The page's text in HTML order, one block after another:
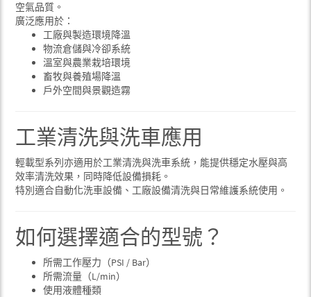
空氣品質。
廣泛應用於：
工廠與製造環境降溫
物流倉儲與冷卻系統
溫室與農業栽培環境
畜牧與養殖場降溫
戶外空間與景觀造霧
工業清洗與洗車應用
輕載型系列亦適用於工業清洗與洗車系統，能提供穩定水壓與高
效率清洗效果，同時降低設備損耗。
特別適合自動化洗車設備、工廠設備清洗與日常維護系統使用。
如何選擇適合的型號？
所需工作壓力（PSI / Bar）
所需流量（L/min）
使用液體種類